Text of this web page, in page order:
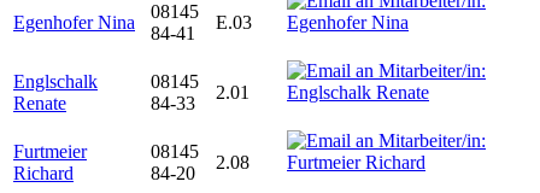
Egenhofer Nina
08145
84-41
E.03
Englschalk
Renate
08145
84-33
2.01
Furtmeier
Richard
08145
84-20
2.08